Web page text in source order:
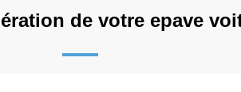
de votre epave